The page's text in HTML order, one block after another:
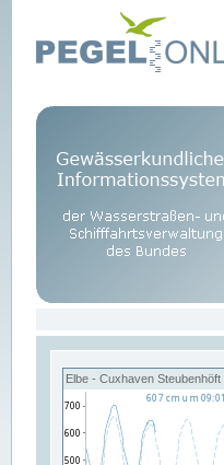
Elbe - Cuxhaven Steubenhöft